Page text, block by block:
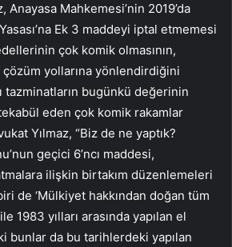
Anayasa Mahkemesi’nin 2019’da
Ek 3 maddeyi iptal etmemesi
çok komik olmasının,
yollarına yönlendirdiğini
tazminatların bugünkü değerinin
tekabül eden çok komik rakamlar
Yılmaz, “Biz de ne yaptık?
geçici 6’ncı maddesi,
ilişkin birtakım düzenlemeleri
de ‘Mülkiyet hakkından doğan tüm
1983 yılları arasında yapılan el
bunlar da bu tarihlerdeki yapılan